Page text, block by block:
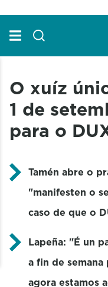
O xuíz
1 de
para o
Tamén abre o
"manifesten o
caso de que o
Lapeña: "É un
a fin de semana
agora estamos